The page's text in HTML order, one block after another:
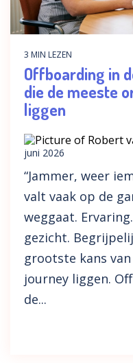
3 MIN LEZEN
Offboarding in
die de meeste
liggen
juni 2026
“Jammer, weer
valt vaak op de
weggaat.
gezicht.
grootste kans
journey liggen.
de...